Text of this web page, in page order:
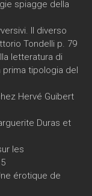
spiagge della
Il diverso
Tondelli p. 79
letteratura di
tipologia del
Hervé Guibert
Duras et
les
érotique de